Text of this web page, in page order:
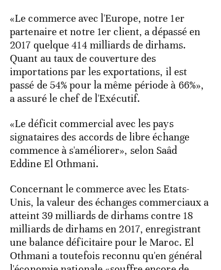
«Le commerce avec l'Europe, notre 1er
partenaire et notre 1er client, a dépassé en
2017 quelque 414 milliards de dirhams.
Quant au taux de couverture des
importations par les exportations, il est
passé de 54% pour la même période à 66%»,
a assuré le chef de l'Exécutif.
«Le déficit commercial avec les pays
signataires des accords de libre échange
commence à s'améliorer», selon Saâd
Eddine El Othmani.
Concernant le commerce avec les Etats-
Unis, la valeur des échanges commerciaux a
atteint 39 milliards de dirhams contre 18
milliards de dirhams en 2017, enregistrant
une balance déficitaire pour le Maroc. El
Othmani a toutefois reconnu qu'en général